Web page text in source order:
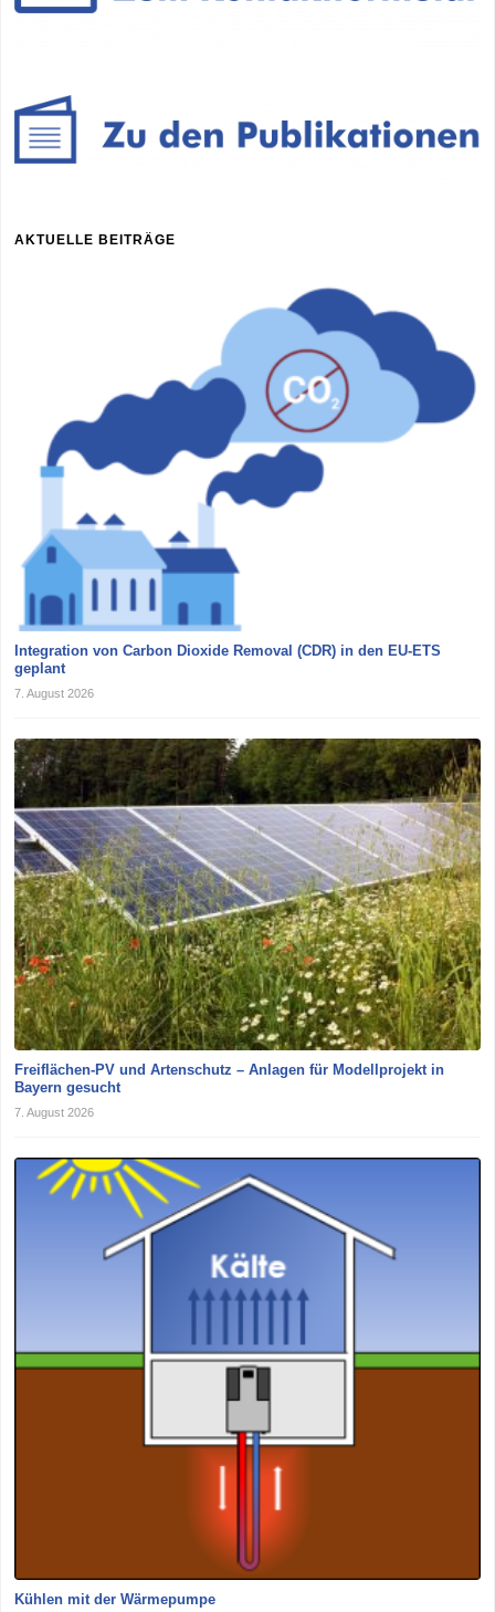
AKTUELLE BEITRÄGE
Integration von Carbon Dioxide Removal (CDR) in den EU-ETS
geplant
7. August 2026
Freiflächen-PV und Artenschutz – Anlagen für Modellprojekt in
Bayern gesucht
7. August 2026
Kühlen mit der Wärmepumpe